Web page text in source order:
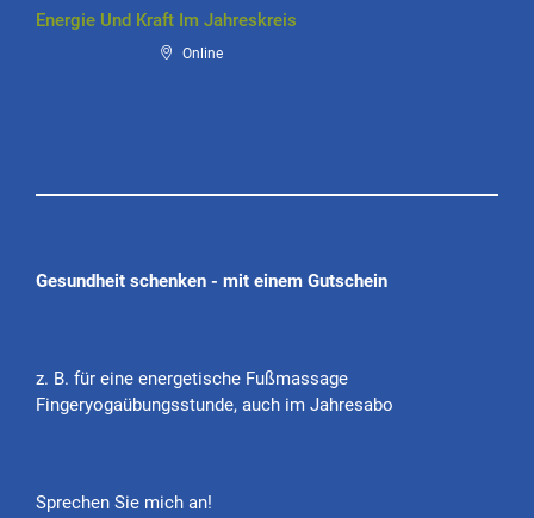
Energie Und Kraft Im Jahreskreis
Online
Gesundheit schenken - mit einem Gutschein
z. B. für eine energetische Fußmassage
Fingeryogaübungsstunde, auch im Jahresabo
Sprechen Sie mich an!